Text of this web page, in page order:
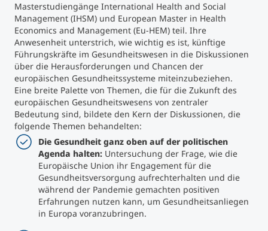
Masterstudiengänge International Health and Social
Management (IHSM) und European Master in Health
Economics and Management (Eu-HEM) teil. Ihre
Anwesenheit unterstrich, wie wichtig es ist, künftige
Führungskräfte im Gesundheitswesen in die Diskussionen
über die Herausforderungen und Chancen der
europäischen Gesundheitssysteme miteinzubeziehen.
Eine breite Palette von Themen, die für die Zukunft des
europäischen Gesundheitswesens von zentraler
Bedeutung sind, bildete den Kern der Diskussionen, die
folgende Themen behandelten:
Die Gesundheit ganz oben auf der politischen
Agenda halten: Untersuchung der Frage, wie die
Europäische Union ihr Engagement für die
Gesundheitsversorgung aufrechterhalten und die
während der Pandemie gemachten positiven
Erfahrungen nutzen kann, um Gesundheitsanliegen
in Europa voranzubringen.